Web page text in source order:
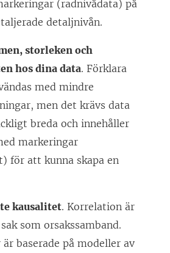
(radnivådata) på
detaljnivån.
storleken och
hos dina data. Förklara
med mindre
men det krävs data
breda och innehåller
markeringar
för att kunna skapa en
kausalitet. Korrelation är
som orsakssamband.
baserade på modeller av